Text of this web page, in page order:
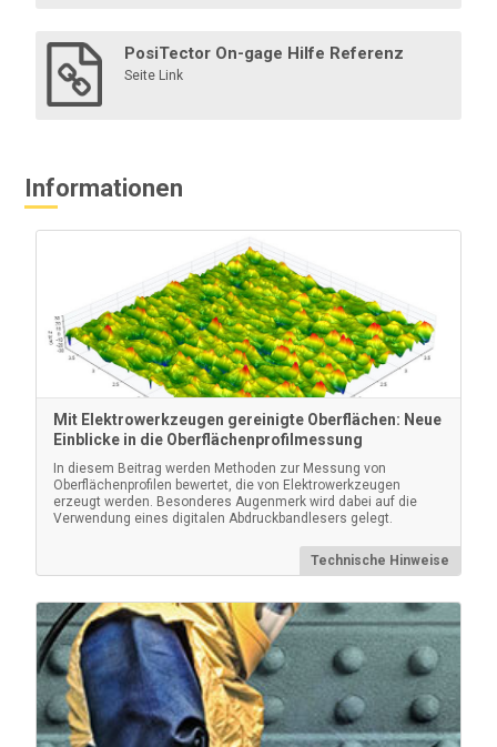
PosiTector
Praktischer Hartschalenkoffer für den Transport eines
PosiTector und mehrerer Messfühler
Mehr erfahren
PosiTector On-gage Hilfe Referenz
Seite Link
Informationen
Mit Elektrowerkzeugen gereinigte Oberflächen: Neue
Einblicke in die Oberflächenprofilmessung
In diesem Beitrag werden Methoden zur Messung von
Oberflächenprofilen bewertet, die von Elektrowerkzeugen
erzeugt werden. Besonderes Augenmerk wird dabei auf die
Verwendung eines digitalen Abdruckbandlesers gelegt.
Technische Hinweise